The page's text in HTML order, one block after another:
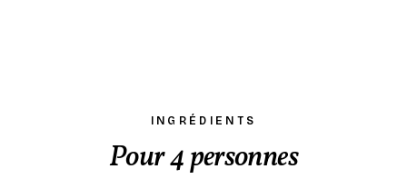
INGRÉDIENTS
Pour 4 personnes